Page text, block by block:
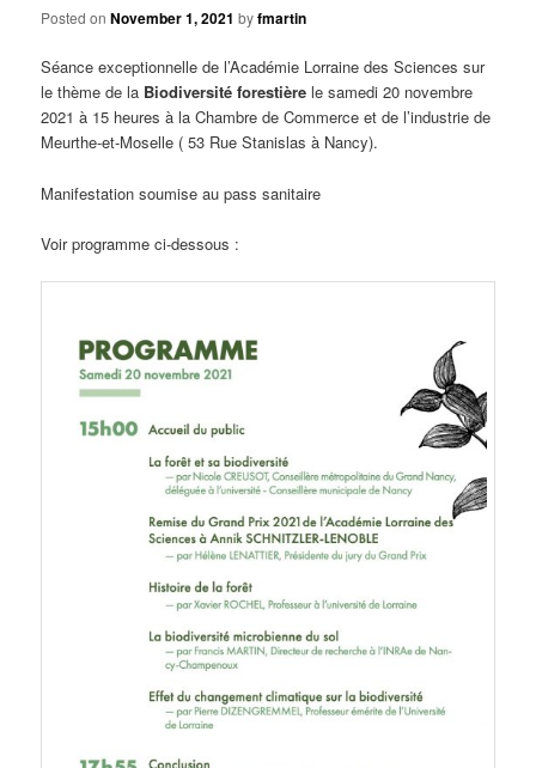
Posted onNovember 1, 2021 byfmartin
Séance exceptionnelle de l’Académie Lorraine des Sciences sur
le thème de la Biodiversité forestière le samedi 20 novembre
2021 à 15 heures à la Chambre de Commerce et de l’industrie de
Meurthe-et-Moselle ( 53 Rue Stanislas à Nancy).
Manifestation soumise au pass sanitaire
Voir programme ci-dessous :